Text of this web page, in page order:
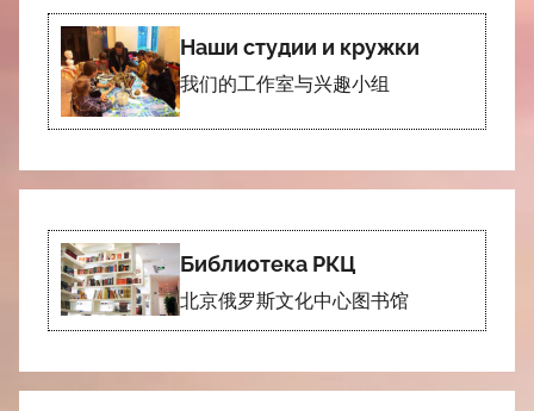
Наши студии и кружки
我们的工作室与兴趣小组
Библиотека РКЦ
北京俄罗斯文化中心图书馆